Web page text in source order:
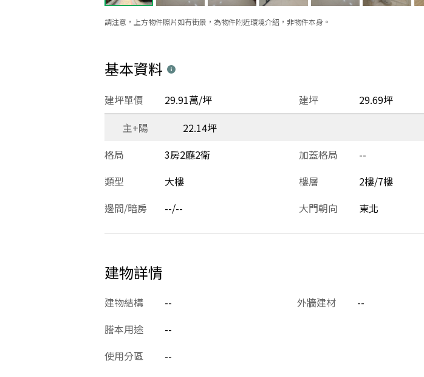
請注意，上方物件照片如有街景，為物件附近環境介紹，非物件本身。
基本資料
建坪 29.69坪
建坪單價 29.91萬/坪
主+陽
22.14坪
格局
3房2廳2衛 加蓋格局 --
類型
大樓 樓層 2樓/7樓
邊間/暗房
--/-- 大門朝向 東北
建物詳情
建物結構 -- 外牆建材 --
謄本用途
--
使用分區
--